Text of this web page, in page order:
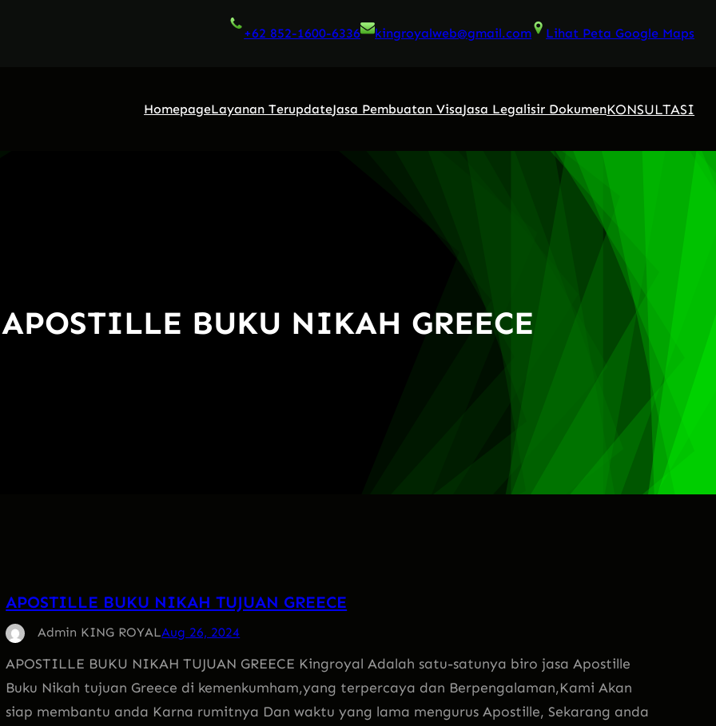
+62 852-1600-6336 kingroyalweb@gmail.com Lihat Peta Google Maps
HomepageLayanan TerupdateJasa Pembuatan VisaJasa Legalisir DokumenKONSULTASI
BUKU NIKAH GREECE
APOSTILLE BUKU NIKAH TUJUAN GREECE
Admin KING ROYALAug 26, 2024
APOSTILLE BUKU NIKAH TUJUAN GREECE Kingroyal Adalah satu-satunya biro jasa Apostille
Buku Nikah tujuan Greece di kemenkumham,yang terpercaya dan Berpengalaman,Kami Akan
siap membantu anda Karna rumitnya Dan waktu yang lama mengurus Apostille, Sekarang anda